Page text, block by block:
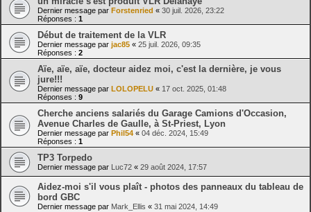
Dernier message par Forstenried « 30 juil. 2026, 23:22
Réponses : 1
Début de traitement de la VLR
Dernier message par jac85 « 25 juil. 2026, 09:35
Réponses : 2
Aïe, aïe, aïe, docteur aidez moi, c'est la dernière, je vous
jure!!!
Dernier message par LOLOPELU « 17 oct. 2025, 01:48
Réponses : 9
Cherche anciens salariés du Garage Camions d'Occasion,
Avenue Charles de Gaulle, à St-Priest, Lyon
Dernier message par Phil54 « 04 déc. 2024, 15:49
Réponses : 1
TP3 Torpedo
Dernier message par Luc72 « 29 août 2024, 17:57
Aidez-moi s'il vous plaît - photos des panneaux du tableau de
bord GBC
Dernier message par Mark_Ellis « 31 mai 2024, 14:49